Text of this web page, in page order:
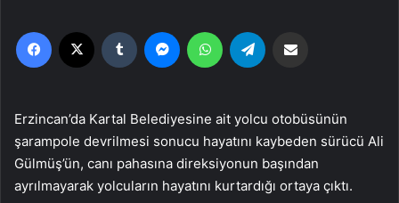
Facebook Tumblr MessengerWhatsApp
Erzincan’da Kartal Belediyesine ait yolcu otobüsünün
şarampole devrilmesi sonucu hayatını kaybeden sürücü Ali
Gülmüş’ün, canı pahasına direksiyonun başından
ayrılmayarak yolcuların hayatını kurtardığı ortaya çıktı.